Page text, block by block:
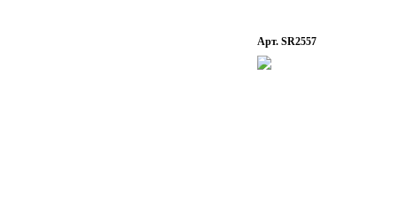
Арт. SR2557